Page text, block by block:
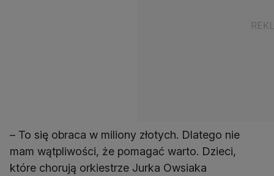
– To się obraca w miliony złotych. Dlatego nie
mam wątpliwości, że pomagać warto. Dzieci,
które chorują orkiestrze Jurka Owsiaka